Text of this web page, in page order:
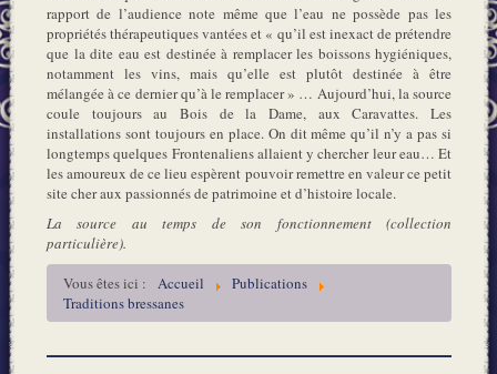
rapport de l’audience note même que l’eau ne possède pas les
propriétés thérapeutiques vantées et « qu’il est inexact de prétendre
que la dite eau est destinée à remplacer les boissons hygiéniques,
notamment les vins, mais qu’elle est plutôt destinée à être
mélangée à ce dernier qu’à le remplacer » … Aujourd’hui, la source
coule toujours au Bois de la Dame, aux Caravattes. Les
installations sont toujours en place. On dit même qu’il n’y a pas si
longtemps quelques Frontenaliens allaient y chercher leur eau… Et
les amoureux de ce lieu espèrent pouvoir remettre en valeur ce petit
site cher aux passionnés de patrimoine et d’histoire locale.
La source au temps de son fonctionnement (collection
particulière).
Vous êtes ici :
Accueil
Publications
Traditions bressanes